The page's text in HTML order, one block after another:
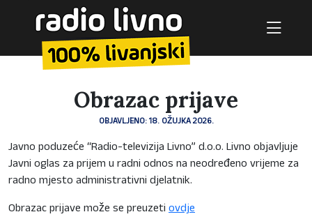
Obrazac prijave
OBJAVLJENO: 18. OŽUJKA 2026.
Javno poduzeće “Radio-televizija Livno” d.o.o. Livno objavljuje
Javni oglas za prijem u radni odnos na neodređeno vrijeme za
radno mjesto administrativni djelatnik.
Obrazac prijave može se preuzetiovdje